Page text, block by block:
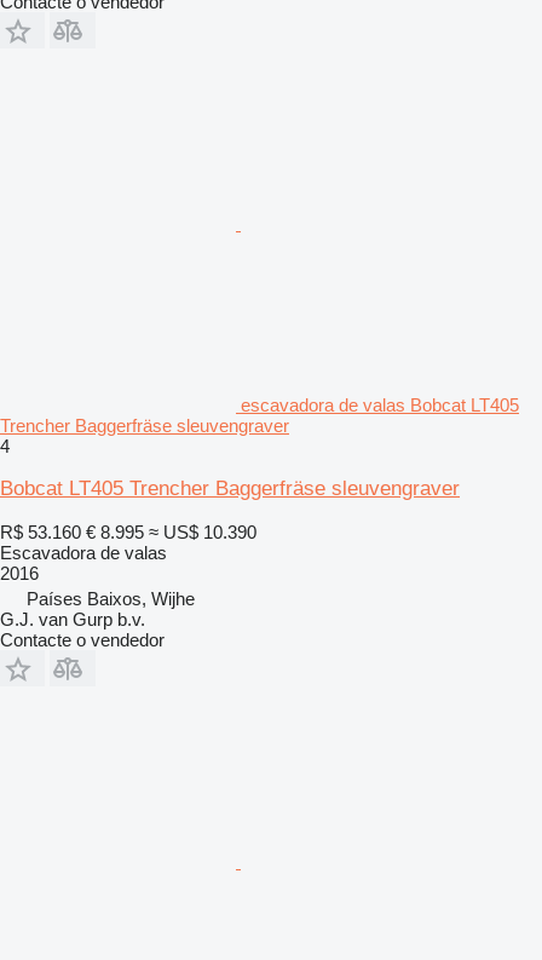
escavadora de valas Bobcat LT405
Trencher Baggerfräse sleuvengraver
4
Bobcat LT405 Trencher Baggerfräse sleuvengraver
R$ 53.160 € 8.995 ≈ US$ 10.390
Escavadora de valas
2016
Países Baixos, Wijhe
G.J. van Gurp b.v.
Contacte o vendedor